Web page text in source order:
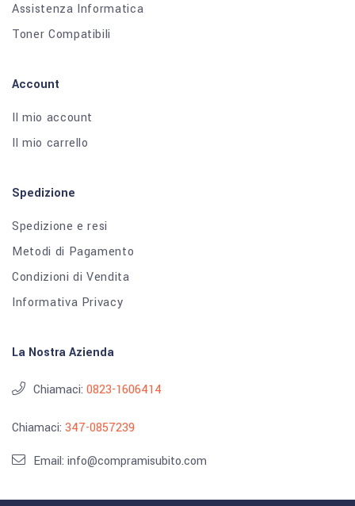
Assistenza Informatica
Toner Compatibili
Account
Il mio account
Il mio carrello
Spedizione
Spedizione e resi
Metodi di Pagamento
Condizioni di Vendita
Informativa Privacy
La Nostra Azienda
Chiamaci: 0823-1606414
Chiamaci: 347-0857239
Email: info@compramisubito.com